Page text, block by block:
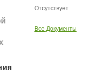
Отсутствует.
Все Документы